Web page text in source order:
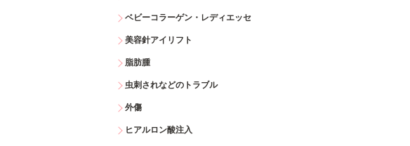
ベビーコラーゲン・レディエッセ
美容針アイリフト
脂肪腫
虫刺されなどのトラブル
外傷
ヒアルロン酸注入